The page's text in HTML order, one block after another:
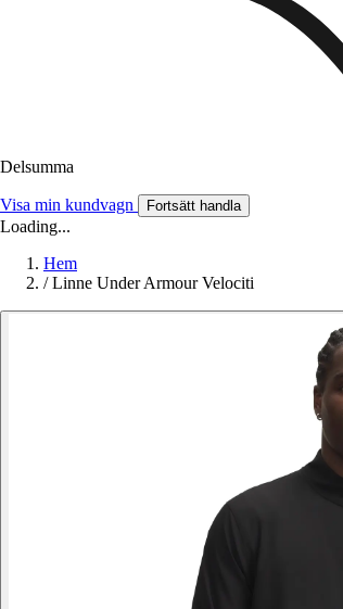
Delsumma
Visa min kundvagn Fortsätt handla
Loading...
Hem
/ Linne Under Armour Velociti